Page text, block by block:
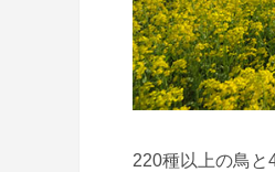
220種以上の鳥